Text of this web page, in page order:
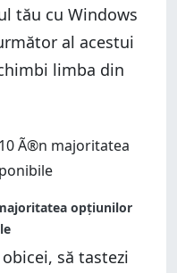
tău cu Windows
al acestui
limba din
să tastezi